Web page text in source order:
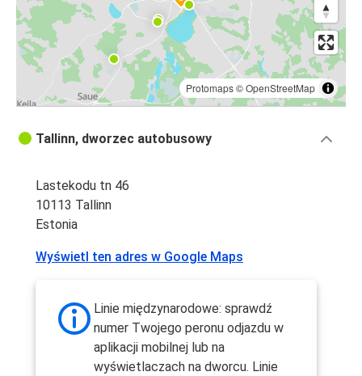
Protomaps©OpenStreetMap
Tallinn, dworzec autobusowy
Lastekodu tn 46
10113 Tallinn
Estonia
Wyświetl ten adres w Google Maps
Linie międzynarodowe: sprawdź
numer Twojego peronu odjazdu w
aplikacji mobilnej lub na
wyświetlaczach na dworcu. Linie